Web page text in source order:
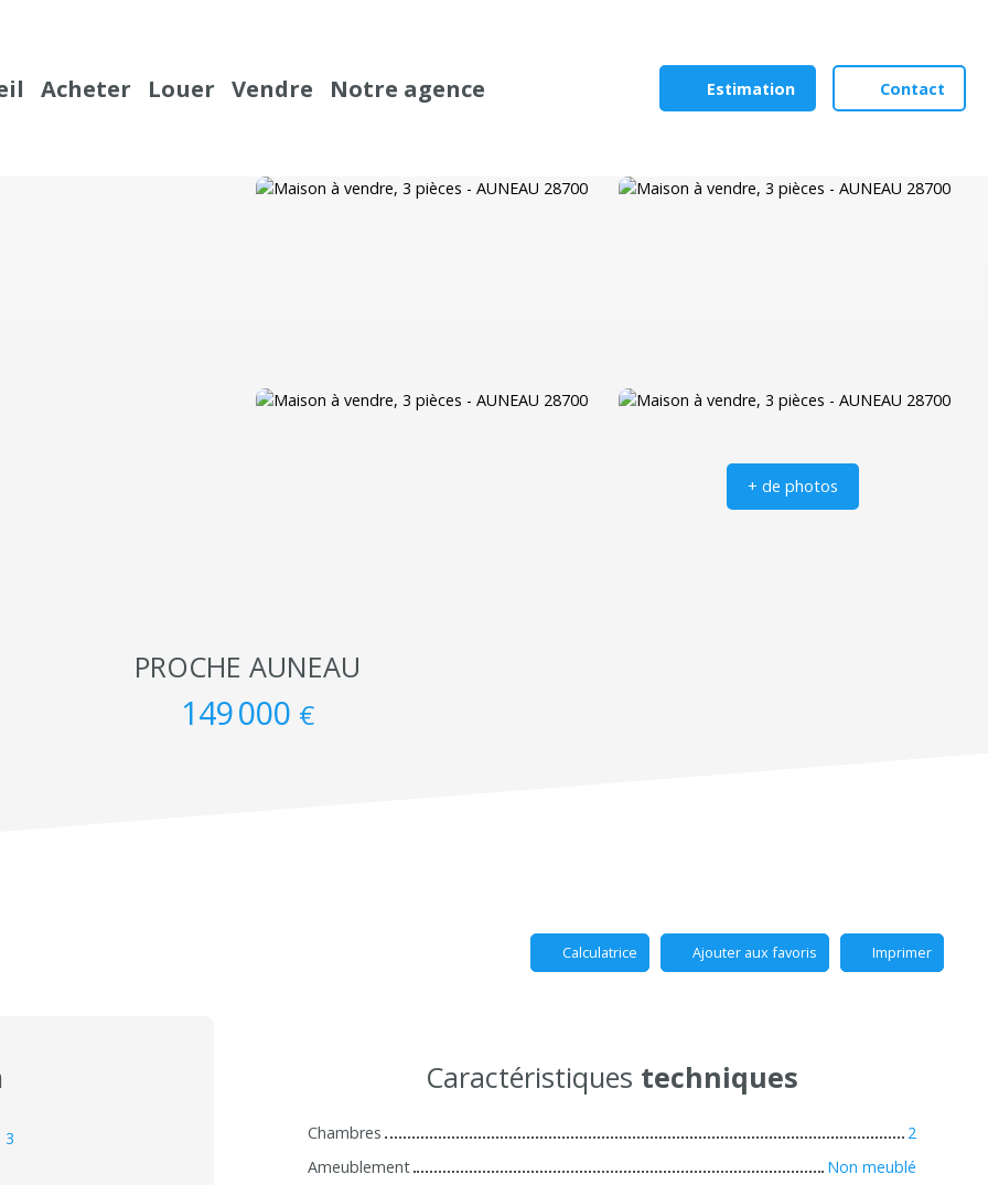
Acheter Louer Vendre Notre agence Estimation Contact
+ de photos
PROCHE AUNEAU
149 000 €
Calculatrice Ajouter aux favoris Imprimer
3
Caractéristiques techniques
Chambres
2
Ameublement
Non meublé